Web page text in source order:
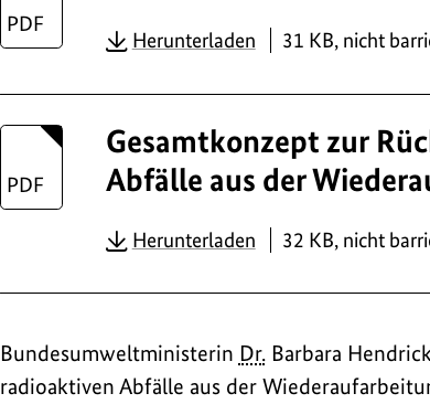
HerunterladenPDF31 KB, nicht
Gesamtkonzept zur
Abfälle aus der
HerunterladenPDF32 KB, nicht
Bundesumweltministerin Dr.Barbara
radioaktiven Abfälle aus der